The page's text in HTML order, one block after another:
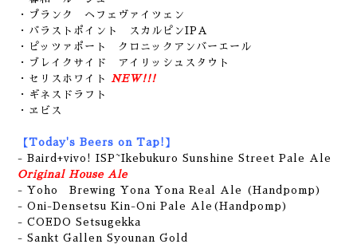
・プランク ヘフェヴァイツェン
・バラストポイント スカルピンIPA
・ピッツァポート クロニックアンバーエール
・ブレイクサイド アイリッシュスタウト
・セリスホワイト
NEW!!!
・ギネスドラフト
・ヱビス
【Today's Beers on Tap!】
- Baird+vivo! ISP~Ikebukuro Sunshine Street Pale Ale
Original House Ale
- Yoho Brewing Yona Yona Real Ale (Handpomp)
- Oni-Densetsu Kin-Oni Pale Ale(Handpomp)
- COEDO Setsugekka
- Sankt Gallen Syounan Gold